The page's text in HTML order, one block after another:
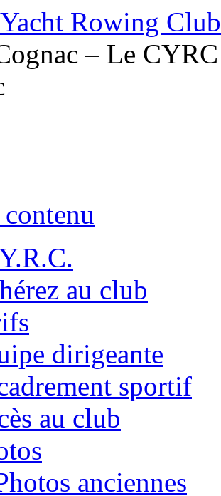
Rowing Club
– Le CYRC
au club
dirigeante
sportif
au club
anciennes